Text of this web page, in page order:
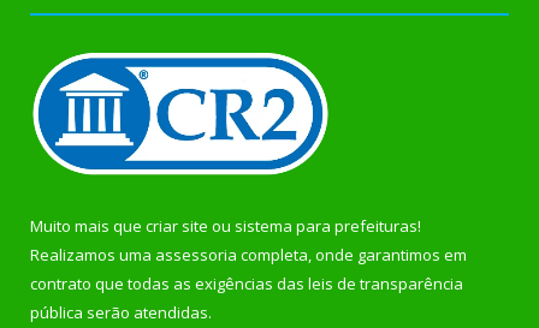
Muito mais que criar site ou sistema para prefeituras!
Realizamos uma assessoria completa, onde garantimos em
contrato que todas as exigências das leis de transparência
pública serão atendidas.